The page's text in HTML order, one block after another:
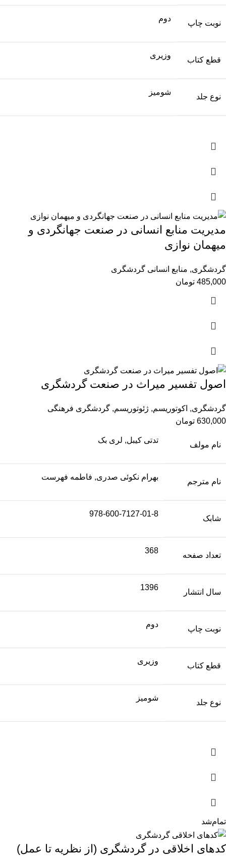
نوبت چاپ
دوم
قطع کتاب
وزیری
نوع جلد
شومیز
مدیریت منابع انسانی در صنعت جهانگردی و
میهمان نوازی
گردشگری, منابع انسانی گردشگری
485,000 تومان
اصول تفسیر میراث در صنعت گردشگری
گردشگری, اکوتوریسم, ژئوتوریسم, گردشگری فرهنگی
630,000 تومان
نام مولف
تدتی کیبل, لری بک
نام مترجم
بهرام نکوئی صدری, فاطمه فهرست
شابک
978-600-7127-01-8
تعداد صفحه
368
سال انتشار
1396
نوبت چاپ
دوم
قطع کتاب
وزیری
نوع جلد
شومیز
تمام‌شد
کدهای اخلاقی در گردشگری (از نظریه تا عمل)